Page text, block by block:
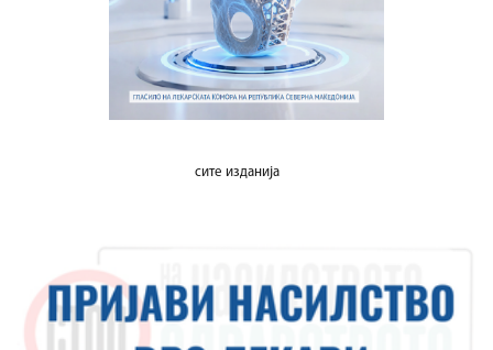
сите изданија